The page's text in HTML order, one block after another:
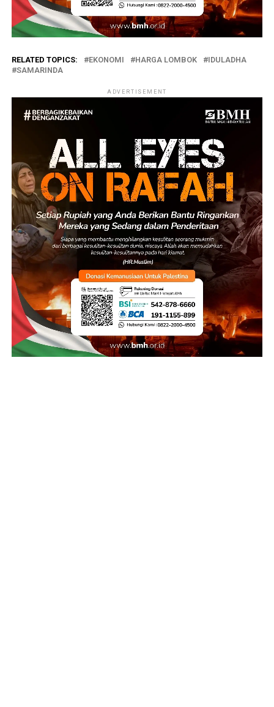
RELATED TOPICS: EKONOMI HARGA LOMBOK
IDULADHA
SAMARINDA
ADVERTISEMENT